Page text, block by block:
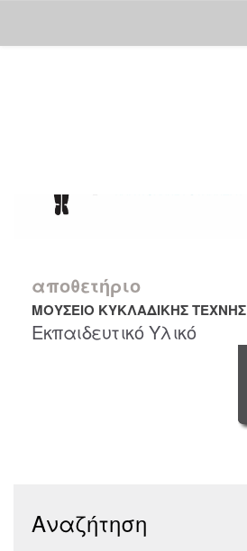
αποθετήριο
ΜΟΥΣΕΙΟ ΚΥΚΛΑΔΙΚΗΣ ΤΕΧΝΗΣ
Εκπαιδευτικό Υλικό
Αναζήτηση